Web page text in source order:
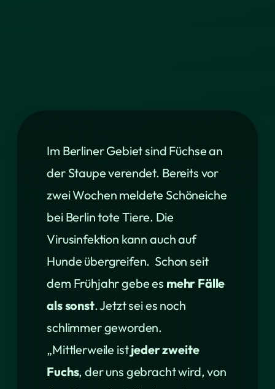
Im Berliner Gebiet sind Füchse an
der Staupe verendet. Bereits vor
zwei Wochen meldete Schöneiche
bei Berlin tote Tiere. Die
Virusinfektion kann auch auf
Hunde übergreifen. Schon seit
dem Frühjahr gebe es mehr Fälle
als sonst. Jetzt sei es noch
schlimmer geworden.
„Mittlerweile istjeder zweite
Fuchs, der uns gebracht wird, von